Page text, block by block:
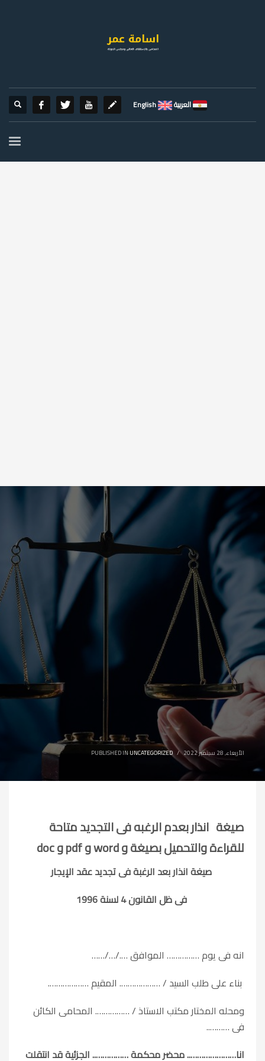
العربية English
الأربعاء, 28 سبتمبر 2022 /
PUBLISHED IN UNCATEGORIZED
صيغة انذار بعدم الرغبه فى التجديد متاحة
للقراءة والتحميل بصيغة و word و pdf و doc
صيغة انذار بعد الرغبة فى تجديد عقد الإيجار
فى ظل القانون 4 لسنة 1996
انه فى يوم …………… الموافق …./…/……
بناء على طلب السيد / ………………. المقيم ……………….
ومحله المختار مكتب الاستاذ / ……………. المحامى الكائن
فى ………..
انا………………….. محضر محكمة …………….. الجزئية قد انتقلت